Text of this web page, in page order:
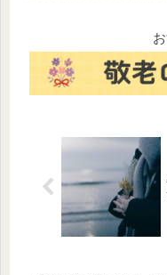
テクニックをお届けしま